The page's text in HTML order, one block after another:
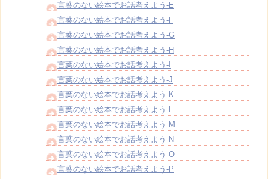
言葉のない絵本でお話考えよう-E
言葉のない絵本でお話考えよう-F
言葉のない絵本でお話考えよう-G
言葉のない絵本でお話考えよう-H
言葉のない絵本でお話考えよう-I
言葉のない絵本でお話考えよう-J
言葉のない絵本でお話考えよう-K
言葉のない絵本でお話考えよう-L
言葉のない絵本でお話考えよう-M
言葉のない絵本でお話考えよう-N
言葉のない絵本でお話考えよう-O
言葉のない絵本でお話考えよう-P